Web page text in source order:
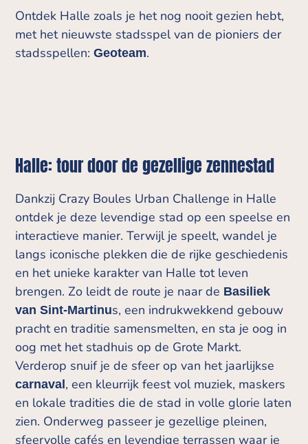
Ontdek Halle zoals je het nog nooit gezien hebt,
met het nieuwste stadsspel van de pioniers der
stadsspellen:Geoteam.
Halle: tour door de gezellige zennestad
Dankzij Crazy Boules Urban Challenge in Halle
ontdek je deze levendige stad op een speelse en
interactieve manier. Terwijl je speelt, wandel je
langs iconische plekken die de rijke geschiedenis
en het unieke karakter van Halle tot leven
brengen. Zo leidt de route je naar de Basiliek
van Sint-Martinus, een indrukwekkend gebouw
pracht en traditie samensmelten, en sta je oog in
oog met het stadhuis op de Grote Markt.
Verderop snuif je de sfeer op van het jaarlijkse
carnaval , een kleurrijk feest vol muziek, maskers
en lokale tradities die de stad in volle glorie laten
zien. Onderweg passeer je gezellige pleinen,
sfeervolle cafés en levendige terrassen waar je